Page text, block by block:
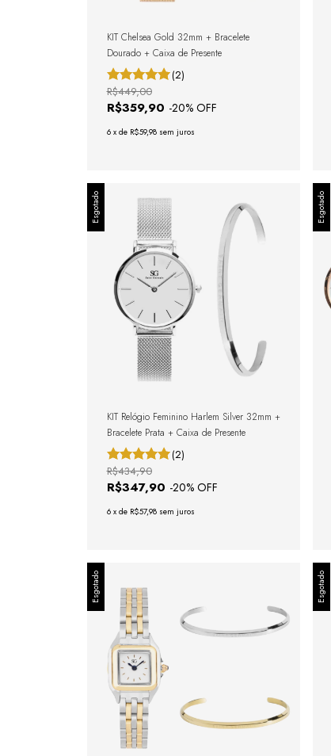
KIT Chelsea Gold 32mm + Bracelete
Dourado + Caixa de Presente
(2)
R$359,90 -20% OFF
R$449,00
6 x de R$59,98 sem juros
Esgotado
KIT Relógio Feminino Harlem Silver 32mm +
Bracelete Prata + Caixa de Presente
(2)
R$347,90 -20% OFF
R$434,90
6 x de R$57,98 sem juros
Esgotado
Esgotado Esgotado